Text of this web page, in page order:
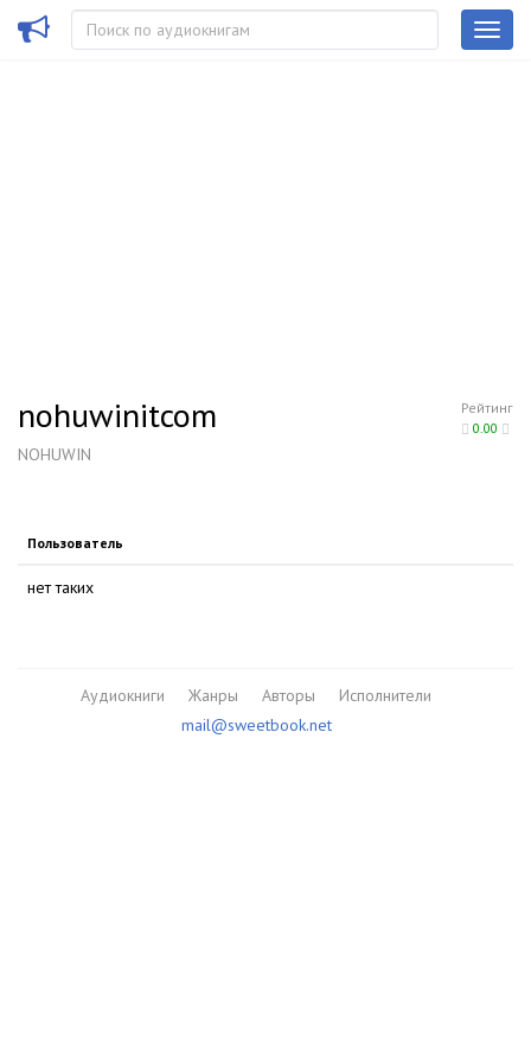
Рейтинг
0.00
nohuwinitcom
NOHUWIN
Пользователь
нет таких
Аудиокниги Жанры Авторы
Исполнители
mail@sweetbook.net